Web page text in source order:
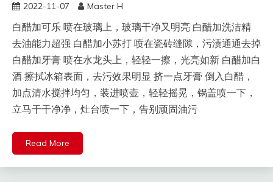
2022-11-07 Master H
白醋加可乐 喷在玻璃上，玻璃干净又明亮 白醋加洗洁精
去油能力超强 白醋加小苏打 喷在瓷砖缝隙，污渍通通去掉
白醋加牙膏 喷在水龙头上，轻轻一擦，光亮如新 白醋加白
酒 擦拭冰箱表面，去污效果明显 挤一点牙膏 倒入白醋，
加点清水搅拌均匀，装进喷壶，轻轻摇晃，锅盖喷一下，
立马干干净净，灶台喷一下，告别顽固油污
Read More